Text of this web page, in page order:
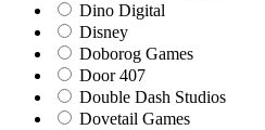
Dino Digital
Disney
Doborog Games
Door 407
Double Dash Studios
Dovetail Games